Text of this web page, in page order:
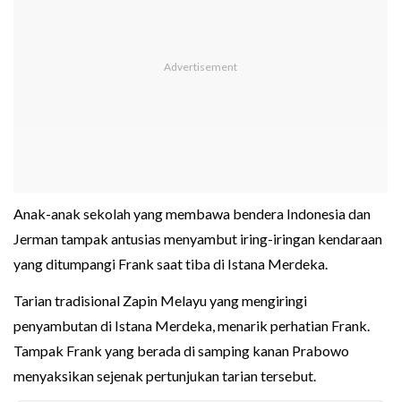
Anak-anak sekolah yang membawa bendera Indonesia dan
Jerman tampak antusias menyambut iring-iringan kendaraan
yang ditumpangi Frank saat tiba di Istana Merdeka.
Tarian tradisional Zapin Melayu yang mengiringi
penyambutan di Istana Merdeka, menarik perhatian Frank.
Tampak Frank yang berada di samping kanan Prabowo
menyaksikan sejenak pertunjukan tarian tersebut.